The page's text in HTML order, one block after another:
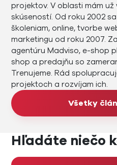
projektov. V oblasti mám
skúseností. Od roku 2002
školeniam, online, tvorbe
marketingu od roku 2007.
agentúru Madviso, e-shop
shop a predajňu so
Trenujeme. Rád
projektoch a rozvíjam ich.
Všetky
Hľadáte niečo